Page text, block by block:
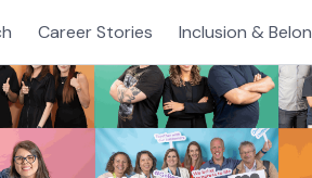
Career Stories Inclusion &